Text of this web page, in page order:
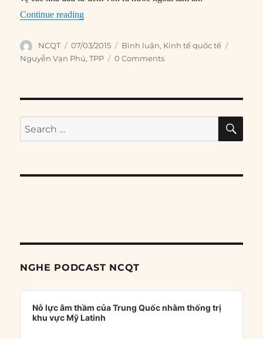
Continue reading“Vì sao chính khách Mỹ phản đối TPP?”
Author
NCQT
Posted
on
07/03/2015 Categories
Bình luận, Kinh tế quốc tế
Nguyễn Vạn Phú,TPP 0 Comments
Search
for:
NGHE PODCAST NCQT
Audio
Player
Nỗ lực âm thầm của Trung Quốc nhằm thống trị
khu vực Mỹ Latinh